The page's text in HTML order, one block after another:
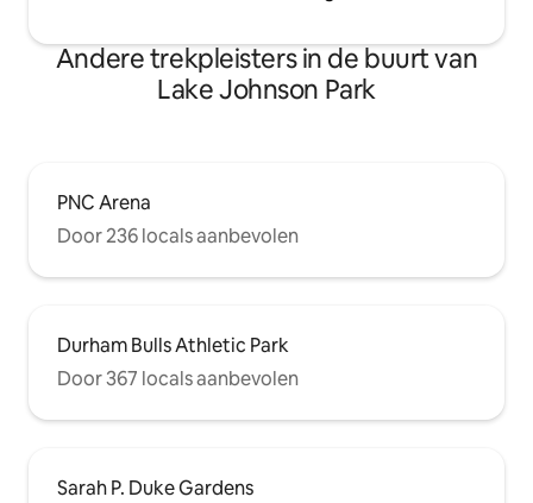
Andere trekpleisters in de buurt van
Lake Johnson Park
PNC Arena
Door 236 locals aanbevolen
Durham Bulls Athletic Park
Door 367 locals aanbevolen
Sarah P. Duke Gardens